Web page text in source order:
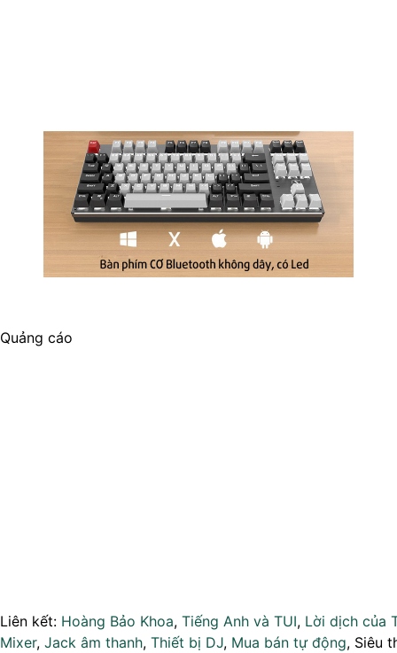
Quảng cáo
Liên kết: Hoàng Bảo Khoa, Tiếng Anh và TUI, Lời dịch của
Mixer, Jack âm thanh, Thiết bị DJ, Mua bán tự động, Siêu